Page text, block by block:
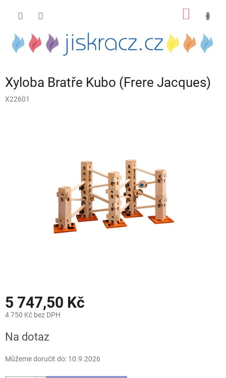
Xyloba Bratře Kubo (Frere Jacques)
X22601
5 747,50 Kč
4 750 Kč bez DPH
cena:
Na dotaz
Můžeme doručit do: 10.9.2026